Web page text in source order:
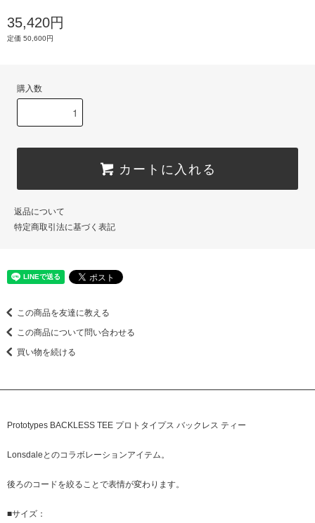
35,420円
定価 50,600円
購入数
カートに入れる
返品について
特定商取引法に基づく表記
この商品を友達に教える
この商品について問い合わせる
買い物を続ける
Prototypes BACKLESS TEE プロトタイプス バックレス ティー
Lonsdaleとのコラボレーションアイテム。
後ろのコードを絞ることで表情が変わります。
■サイズ：